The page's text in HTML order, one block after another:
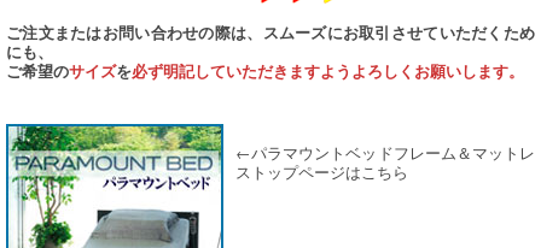
ご注文またはお問い合わせの際は、スムーズにお取引させていただくため
にも、
ご希望のサイズを必ず明記していただきますようよろしくお願いします。
←パラマウントベッドフレーム＆マットレ
ストップページはこちら